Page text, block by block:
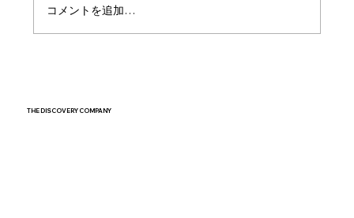
THE DISCOVERY COMPANY
コメントを追加…